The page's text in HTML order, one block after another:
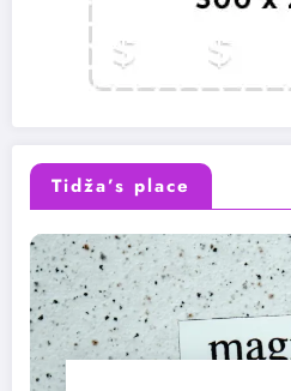
Tidža’s place